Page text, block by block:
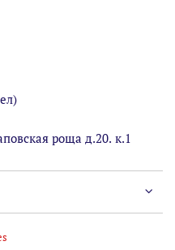
роща д.20. к.1